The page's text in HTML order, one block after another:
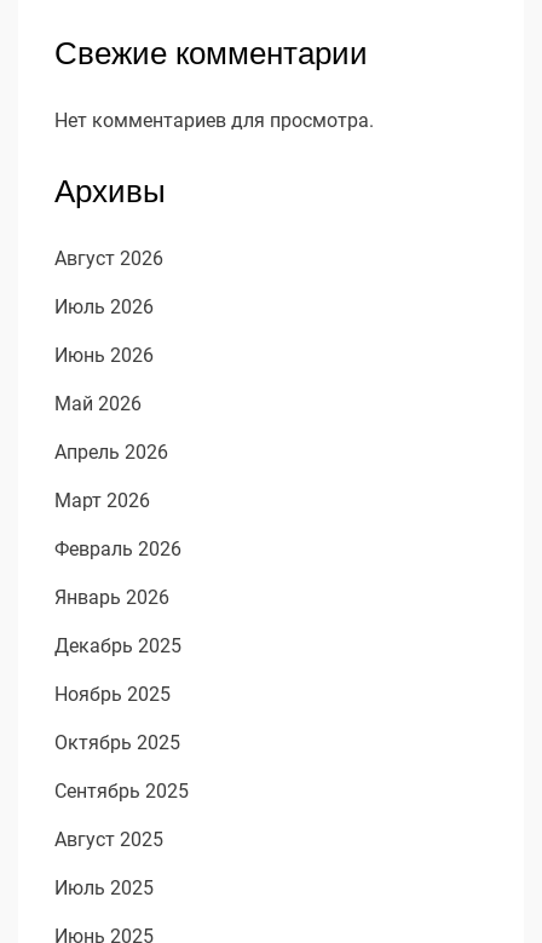
Свежие комментарии
Нет комментариев для просмотра.
Архивы
Август 2026
Июль 2026
Июнь 2026
Май 2026
Апрель 2026
Март 2026
Февраль 2026
Январь 2026
Декабрь 2025
Ноябрь 2025
Октябрь 2025
Сентябрь 2025
Август 2025
Июль 2025
Июнь 2025